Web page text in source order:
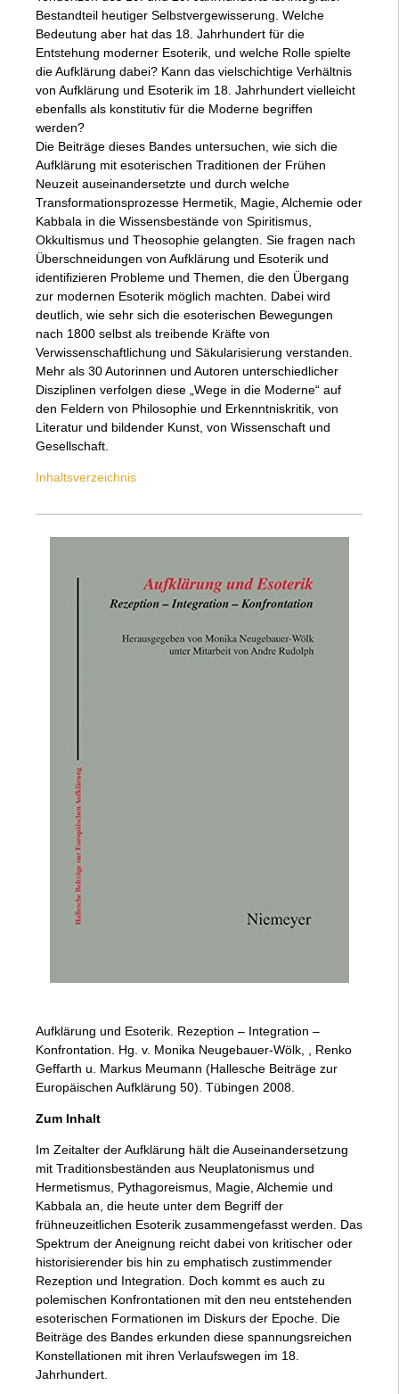
Bestandteil heutiger Selbstvergewisserung. Welche
Bedeutung aber hat das 18. Jahrhundert für die
Entstehung moderner Esoterik, und welche Rolle spielte
die Aufklärung dabei? Kann das vielschichtige Verhältnis
von Aufklärung und Esoterik im 18. Jahrhundert vielleicht
ebenfalls als konstitutiv für die Moderne begriffen
werden?
Die Beiträge dieses Bandes untersuchen, wie sich die
Aufklärung mit esoterischen Traditionen der Frühen
Neuzeit auseinandersetzte und durch welche
Transformationsprozesse Hermetik, Magie, Alchemie oder
Kabbala in die Wissensbestände von Spiritismus,
Okkultismus und Theosophie gelangten. Sie fragen nach
Überschneidungen von Aufklärung und Esoterik und
identifizieren Probleme und Themen, die den Übergang
zur modernen Esoterik möglich machten. Dabei wird
deutlich, wie sehr sich die esoterischen Bewegungen
nach 1800 selbst als treibende Kräfte von
Verwissenschaftlichung und Säkularisierung verstanden.
Mehr als 30 Autorinnen und Autoren unterschiedlicher
Disziplinen verfolgen diese „Wege in die Moderne“ auf
den Feldern von Philosophie und Erkenntniskritik, von
Literatur und bildender Kunst, von Wissenschaft und
Gesellschaft.
Inhaltsverzeichnis
Aufklärung und Esoterik. Rezeption – Integration –
Konfrontation. Hg. v. Monika Neugebauer-Wölk, , Renko
Geffarth u. Markus Meumann (Hallesche Beiträge zur
Europäischen Aufklärung 50). Tübingen 2008.
Zum Inhalt
Im Zeitalter der Aufklärung hält die Auseinandersetzung
mit Traditionsbeständen aus Neuplatonismus und
Hermetismus, Pythagoreismus, Magie, Alchemie und
Kabbala an, die heute unter dem Begriff der
frühneuzeitlichen Esoterik zusammengefasst werden. Das
Spektrum der Aneignung reicht dabei von kritischer oder
historisierender bis hin zu emphatisch zustimmender
Rezeption und Integration. Doch kommt es auch zu
polemischen Konfrontationen mit den neu entstehenden
esoterischen Formationen im Diskurs der Epoche. Die
Beiträge des Bandes erkunden diese spannungsreichen
Konstellationen mit ihren Verlaufswegen im 18.
Jahrhundert.